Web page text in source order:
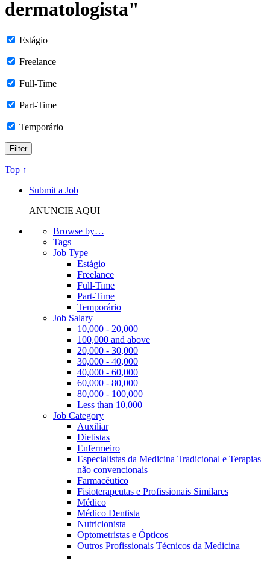
dermatologista"
Estágio
Freelance
Full-Time
Part-Time
Temporário
Top ↑
Submit a Job
ANUNCIE AQUI
Browse by…
Tags
Job Type
Estágio
Freelance
Full-Time
Part-Time
Temporário
Job Salary
10,000 - 20,000
100,000 and above
20,000 - 30,000
30,000 - 40,000
40,000 - 60,000
60,000 - 80,000
80,000 - 100,000
Less than 10,000
Job Category
Auxiliar
Dietistas
Enfermeiro
Especialistas da Medicina Tradicional e Terapias
não convencionais
Farmacêutico
Fisioterapeutas e Profissionais Similares
Médico
Médico Dentista
Nutricionista
Optometristas e Ópticos
Outros Profissionais Técnicos da Medicina